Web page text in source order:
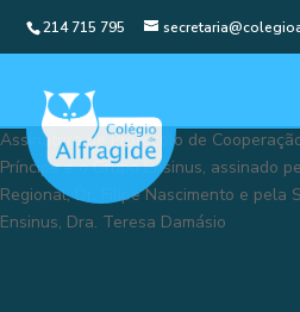
214 715 795
Assinatura de Protocolo de
Príncipe e o Grupo Ensinus, assinado
Regional, Dr. Filipe Nascimento e pela
Ensinus, Dra. Teresa Damásio